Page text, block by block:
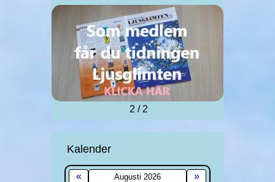
2 / 2
Kalender
« Augusti 2026 »